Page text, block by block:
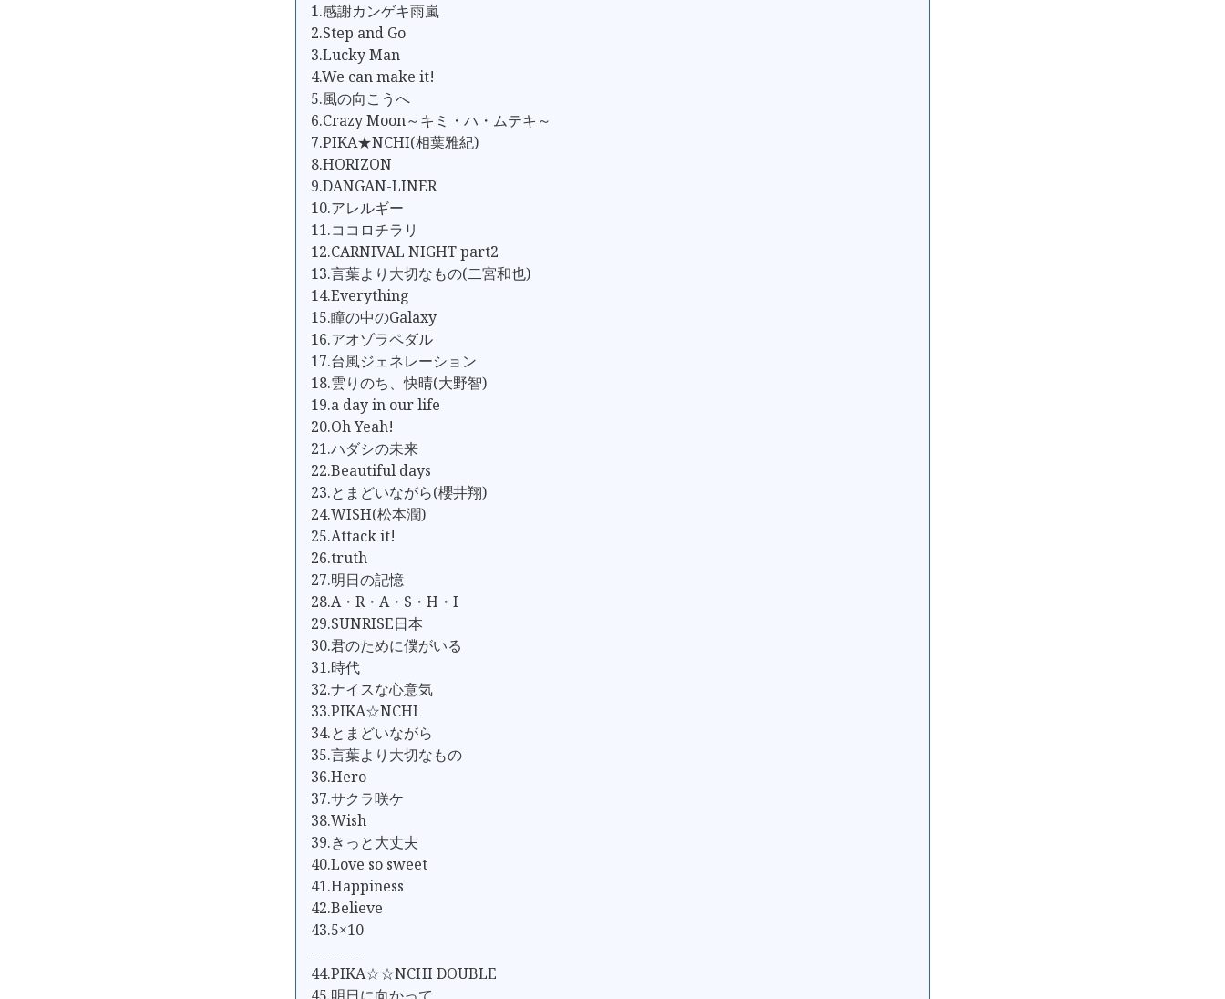
1.感謝カンゲキ雨嵐
2.Step and Go
3.Lucky Man
4.We can make it!
5.風の向こうへ
6.Crazy Moon～キミ・ハ・ムテキ～
7.PIKA★NCHI(相葉雅紀)
8.HORIZON
9.DANGAN-LINER
10.アレルギー
11.ココロチラリ
12.CARNIVAL NIGHT part2
13.言葉より大切なもの(二宮和也)
14.Everything
15.瞳の中のGalaxy
16.アオゾラペダル
17.台風ジェネレーション
18.雲りのち、快晴(大野智)
19.a day in our life
20.Oh Yeah!
21.ハダシの未来
22.Beautiful days
23.とまどいながら(櫻井翔)
24.WISH(松本潤)
25.Attack it!
26.truth
27.明日の記憶
28.A・R・A・S・H・I
29.SUNRISE日本
30.君のために僕がいる
31.時代
32.ナイスな心意気
33.PIKA☆NCHI
34.とまどいながら
35.言葉より大切なもの
36.Hero
37.サクラ咲ケ
38.Wish
39.きっと大丈夫
40.Love so sweet
41.Happiness
42.Believe
43.5×10
----------
44.PIKA☆☆NCHI DOUBLE